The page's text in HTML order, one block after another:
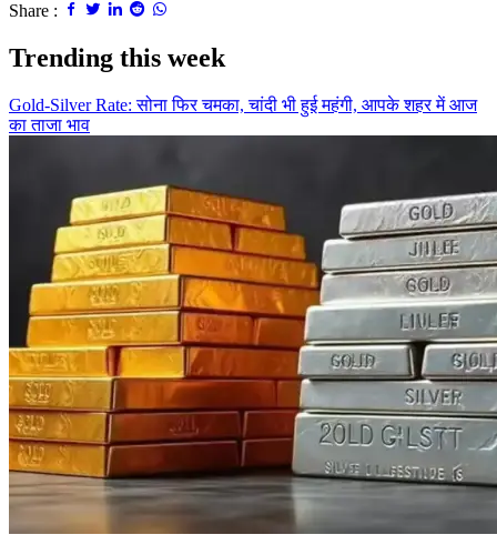
Share :
Trending this week
Gold-Silver Rate: सोना फिर चमका, चांदी भी हुई महंगी, आपके शहर में आज
का ताजा भाव